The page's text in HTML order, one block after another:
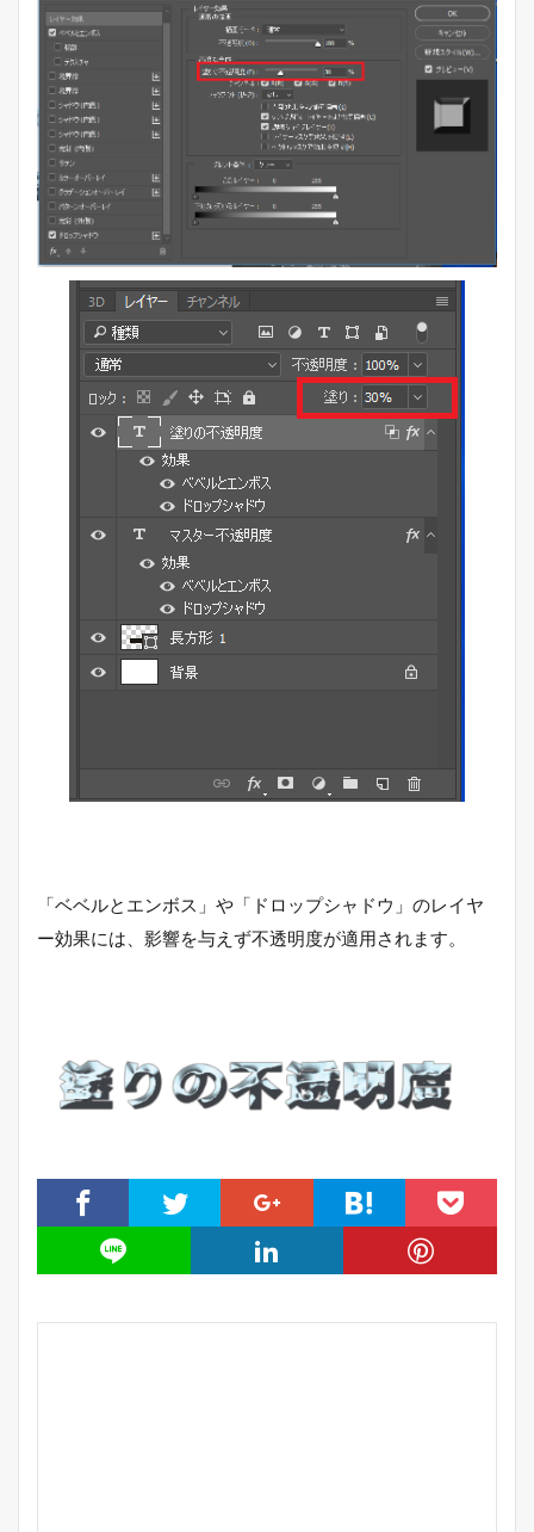
「ベベルとエンボス」や「ドロップシャドウ」のレイヤ
ー効果には、影響を与えず不透明度が適用されます。